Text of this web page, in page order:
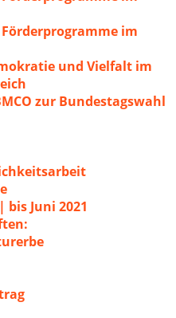
im
und Vielfalt im
zur Bundestagswahl
Juni 2021